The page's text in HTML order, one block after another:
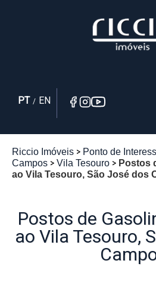
PT / EN
Riccio Imóveis Ponto de
Campos
Vila Tesouro
Postos
ao Vila Tesouro, São José dos
Postos de
ao Vila Tesouro,